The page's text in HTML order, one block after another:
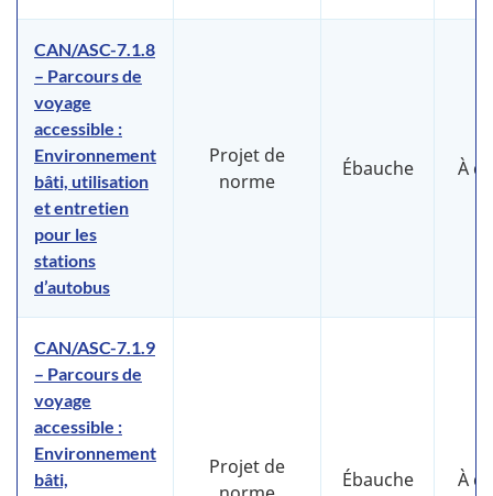
CAN/ASC-7.1.8
– Parcours de
voyage
accessible :
Environnement
bâti, utilisation
et entretien
pour les
stations
d’autobus
Projet de
norme
Ébauche À
CAN/ASC-7.1.9
– Parcours de
voyage
accessible :
Environnement
bâti,
Projet de
Ébauche À